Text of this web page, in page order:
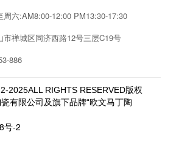
六:AM8:00-12:00 PM13:30-17:30
禅城区同济西路12号三层C19号
886
2025ALL RIGHTS RESERVED版权
有限公司及旗下品牌“欧文马丁陶
号-2